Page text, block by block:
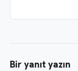
Bir yanıt yazın